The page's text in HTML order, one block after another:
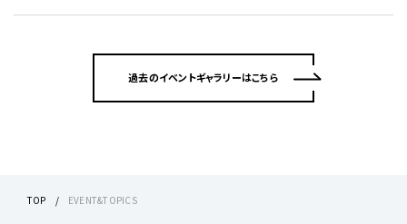
過去のイベントギャラリーはこちら
TOP EVENT&TOPICS